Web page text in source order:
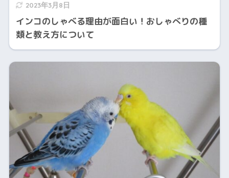
2023年3月8日
インコのしゃべる理由が面白い！おしゃべりの種
類と教え方について